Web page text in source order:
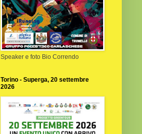
Speaker e foto Bio Correndo
Torino - Superga, 20 settembre
2026